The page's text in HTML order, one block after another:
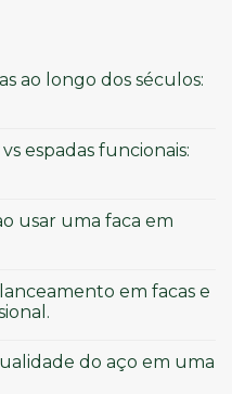
ao longo dos séculos:
espadas funcionais:
usar uma faca em
em facas e
do aço em uma